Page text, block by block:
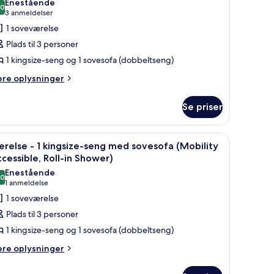
ud af 10
Enestående
3 anmeldelser
(3
anmeldelser)
1 soveværelse
Plads til 3 personer
1 kingsize-seng og 1 sovesofa (dobbeltseng)
oplysninger
Se priser
en stol, en lampe og udsigt over byen.Et hotelværelse med seng, skrivebord, stol
7
- 1 kingsize-seng med sovesofa (Mobility
Roll-in Shower)
ud af 10
Enestående
1 anmeldelse
(1
anmeldelse)
1 soveværelse
Plads til 3 personer
1 kingsize-seng og 1 sovesofa (dobbeltseng)
oplysninger